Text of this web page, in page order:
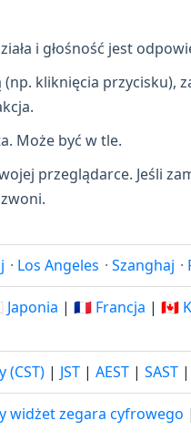
i głośność jest
kliknięcia przycisku),
Może być w tle.
przeglądarce. Jeśli
· Los Angeles · Szanghaj ·
Japonia | 🇫🇷 Francja | 🇨🇦
(CST) | JST | AEST | SAST |
widżet zegara cyfrowego |